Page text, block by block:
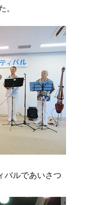
。
バルであいさつ